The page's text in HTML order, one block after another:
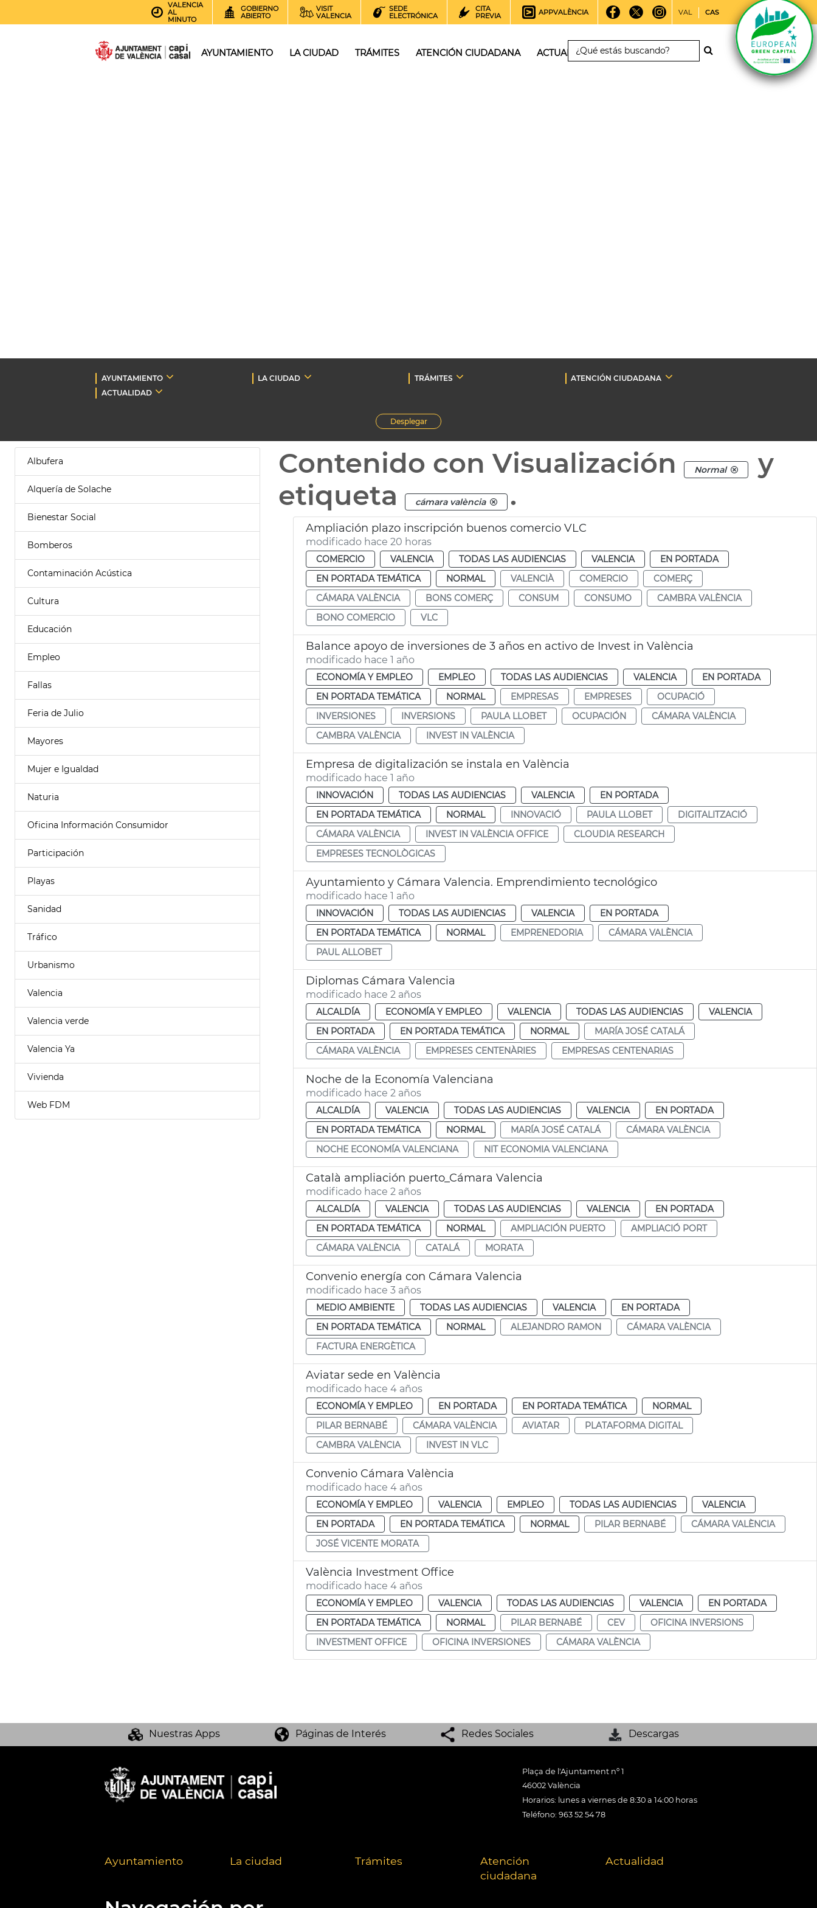
VALENCIA
AL
MINUTO
GOBIERNO
ABIERTO
VISIT
VALENCIA
SEDE
ELECTRÓNICA
CITA
PREVIA
APPVALÈNCIA VAL CAS
AYUNTAMIENTO LA CIUDAD TRÁMITES ATENCIÓN CIUDADANA ACTUALIDAD
AYUNTAMIENTO LA CIUDAD TRÁMITES
ATENCIÓN CIUDADANA
ACTUALIDAD
Desplegar
Albufera
Alquería de Solache
Bienestar Social
Bomberos
Contaminación Acústica
Cultura
Educación
Empleo
Fallas
Feria de Julio
Mayores
Mujer e Igualdad
Naturia
Oficina Información Consumidor
Participación
Playas
Sanidad
Tráfico
Urbanismo
Valencia
Valencia verde
Valencia Ya
Vivienda
Web FDM
Contenido con Visualización Normal
y
etiqueta
cámara valència .
Ampliación plazo inscripción buenos comercio VLC
modificado hace 20 horas
COMERCIO VALENCIA TODAS LAS AUDIENCIAS VALENCIA
EN PORTADA
EN PORTADA TEMÁTICA
NORMAL VALENCIÀ COMERCIO
COMERÇ
CÁMARA VALÈNCIA
BONS COMERÇ CONSUM CONSUMO
CAMBRA VALÈNCIA
BONO COMERCIO
VLC
Balance apoyo de inversiones de 3 años en activo de Invest in València
modificado hace 1 año
ECONOMÍA Y EMPLEO EMPLEO TODAS LAS AUDIENCIAS VALENCIA
EN PORTADA
EN PORTADA TEMÁTICA
NORMAL EMPRESAS EMPRESES
OCUPACIÓ
INVERSIONES
INVERSIONS PAULA LLOBET OCUPACIÓN
CÁMARA VALÈNCIA
CAMBRA VALÈNCIA
INVEST IN VALÈNCIA
Empresa de digitalización se instala en València
modificado hace 1 año
INNOVACIÓN TODAS LAS AUDIENCIAS VALENCIA
EN PORTADA
EN PORTADA TEMÁTICA
NORMAL INNOVACIÓ PAULA LLOBET
DIGITALITZACIÓ
CÁMARA VALÈNCIA
INVEST IN VALÈNCIA OFFICE
CLOUDIA RESEARCH
EMPRESES TECNOLÒGICAS
Ayuntamiento y Cámara Valencia. Emprendimiento tecnológico
modificado hace 1 año
INNOVACIÓN TODAS LAS AUDIENCIAS VALENCIA
EN PORTADA
EN PORTADA TEMÁTICA
NORMAL EMPRENEDORIA
CÁMARA VALÈNCIA
PAUL ALLOBET
Diplomas Cámara Valencia
modificado hace 2 años
ALCALDÍA ECONOMÍA Y EMPLEO VALENCIA TODAS LAS AUDIENCIAS
VALENCIA
EN PORTADA
EN PORTADA TEMÁTICA NORMAL
MARÍA JOSÉ CATALÁ
CÁMARA VALÈNCIA
EMPRESES CENTENÀRIES EMPRESAS CENTENARIAS
Noche de la Economía Valenciana
modificado hace 2 años
ALCALDÍA VALENCIA TODAS LAS AUDIENCIAS VALENCIA
EN PORTADA
EN PORTADA TEMÁTICA
NORMAL MARÍA JOSÉ CATALÁ
CÁMARA VALÈNCIA
NOCHE ECONOMÍA VALENCIANA
NIT ECONOMIA VALENCIANA
Català ampliación puerto_Cámara Valencia
modificado hace 2 años
ALCALDÍA VALENCIA TODAS LAS AUDIENCIAS VALENCIA
EN PORTADA
EN PORTADA TEMÁTICA
NORMAL AMPLIACIÓN PUERTO
AMPLIACIÓ PORT
CÁMARA VALÈNCIA
CATALÁ MORATA
Convenio energía con Cámara Valencia
modificado hace 3 años
MEDIO AMBIENTE TODAS LAS AUDIENCIAS VALENCIA
EN PORTADA
EN PORTADA TEMÁTICA
NORMAL ALEJANDRO RAMON
CÁMARA VALÈNCIA
FACTURA ENERGÈTICA
Aviatar sede en València
modificado hace 4 años
ECONOMÍA Y EMPLEO EN PORTADA EN PORTADA TEMÁTICA
NORMAL
PILAR BERNABÉ
CÁMARA VALÈNCIA AVIATAR
PLATAFORMA DIGITAL
CAMBRA VALÈNCIA
INVEST IN VLC
Convenio Cámara València
modificado hace 4 años
ECONOMÍA Y EMPLEO VALENCIA EMPLEO TODAS LAS AUDIENCIAS
VALENCIA
EN PORTADA
EN PORTADA TEMÁTICA NORMAL PILAR BERNABÉ
CÁMARA VALÈNCIA
JOSÉ VICENTE MORATA
València Investment Office
modificado hace 4 años
ECONOMÍA Y EMPLEO VALENCIA TODAS LAS AUDIENCIAS VALENCIA
EN PORTADA
EN PORTADA TEMÁTICA
NORMAL PILAR BERNABÉ CEV
OFICINA INVERSIONS
INVESTMENT OFFICE
OFICINA INVERSIONES CÁMARA VALÈNCIA
Nuestras Apps Páginas de Interés Redes Sociales Descargas
Plaça de l'Ajuntament nº 1
46002 València
Horarios: lunes a viernes de 8:30 a 14:00 horas
Teléfono: 963 52 54 78
Ayuntamiento La ciudad Trámites
Atención
ciudadana
Actualidad